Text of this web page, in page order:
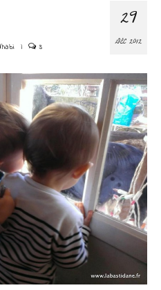
29
DÉC 2012
| 3